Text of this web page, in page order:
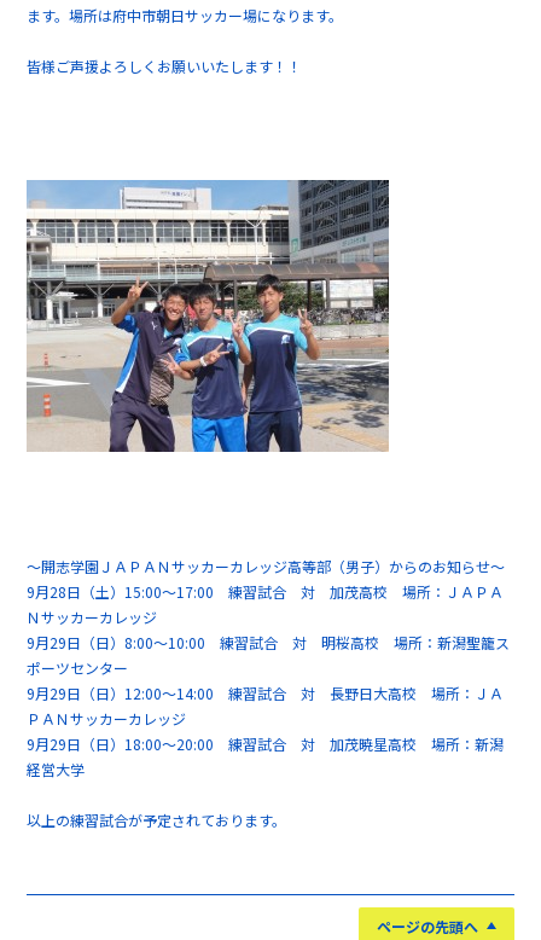
ます。場所は府中市朝日サッカー場になります。
皆様ご声援よろしくお願いいたします！！
～開志学園ＪＡＰＡＮサッカーカレッジ高等部（男子）からのお知らせ～
9月28日（土）15:00～17:00 練習試合 対 加茂高校 場所：ＪＡＰＡ
Ｎサッカーカレッジ
9月29日（日）8:00～10:00 練習試合 対 明桜高校 場所：新潟聖籠ス
ポーツセンター
9月29日（日）12:00～14:00 練習試合 対 長野日大高校 場所：ＪＡ
ＰＡＮサッカーカレッジ
9月29日（日）18:00～20:00 練習試合 対 加茂暁星高校 場所：新潟
経営大学
以上の練習試合が予定されております。
ページの先頭へ